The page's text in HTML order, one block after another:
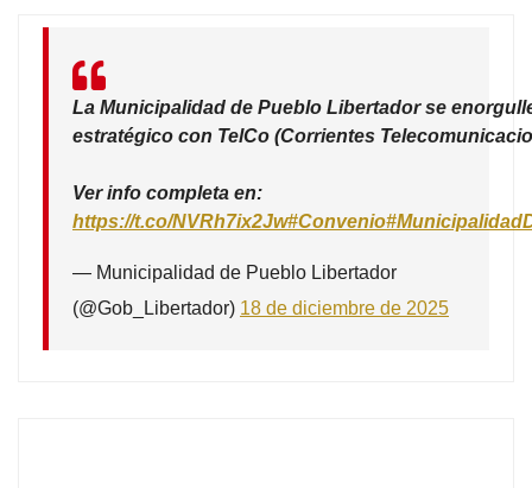
La Municipalidad de Pueblo Libertador se
estratégico con TelCo (Corrientes
Ver info completa en:
https://t.co/NVRh7ix2Jw#Convenio
— Municipalidad de Pueblo Libertador
(@Gob_Libertador) 18 de diciembre de 2025